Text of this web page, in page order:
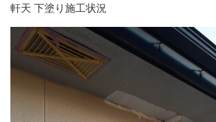
軒天 下塗り施工状況